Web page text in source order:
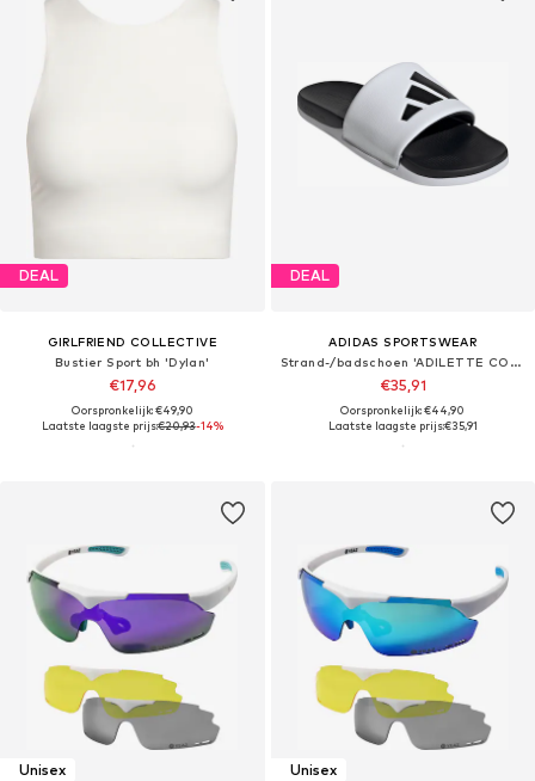
DEAL
GIRLFRIEND COLLECTIVE
Bustier Sport bh 'Dylan'
€17,96
Oorspronkelijk: €49,90
Laatste laagste prijs:€20,93-14%
DEAL
ADIDAS SPORTSWEAR
Strand-/badschoen 'ADILETTE COMFORT 2.0'
€35,91
Oorspronkelijk: €44,90
Laatste laagste prijs:€35,91
Unisex Unisex